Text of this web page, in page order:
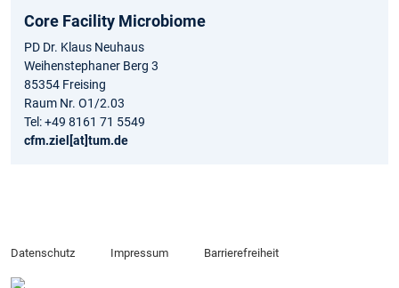
Core Facility Microbiome
PD Dr. Klaus Neuhaus
Weihenstephaner Berg 3
85354 Freising
Raum Nr. O1/2.03
Tel: +49 8161 71 5549
cfm.ziel[at]tum.de
Datenschutz Impressum Barrierefreiheit